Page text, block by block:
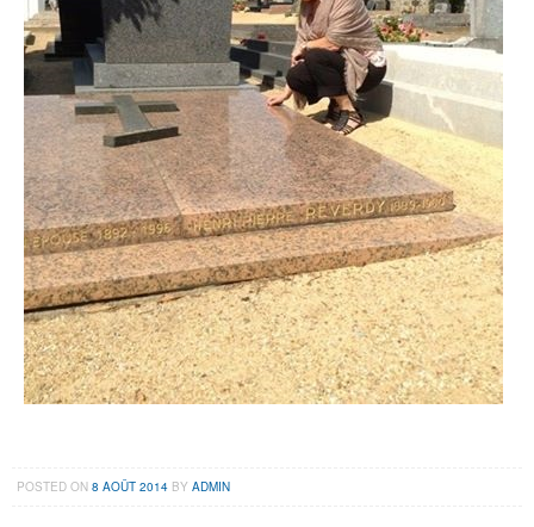
POSTED ON8 AOÛT 2014 BYADMIN